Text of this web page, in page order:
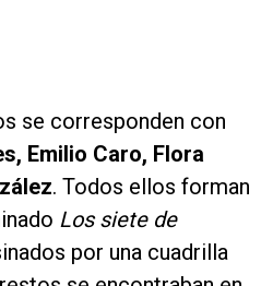
se corresponden con
Emilio Caro, Flora
. Todos ellos forman
Los siete de
por una cuadrilla